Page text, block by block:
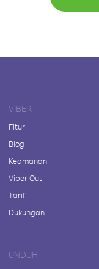
VIBER
Fitur
Blog
Keamanan
Viber Out
Tarif
Dukungan
UNDUH